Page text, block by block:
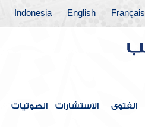
Français
English
Indonesia
الفتوى الاستشارات الصوتيات